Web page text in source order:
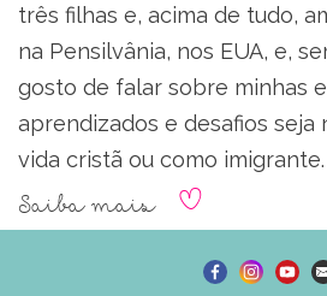
três filhas e, acima de tudo,
na Pensilvânia, nos EUA, e,
gosto de falar sobre minhas
aprendizados e desafios seja
vida cristã ou como imigrante.
Saiba mais